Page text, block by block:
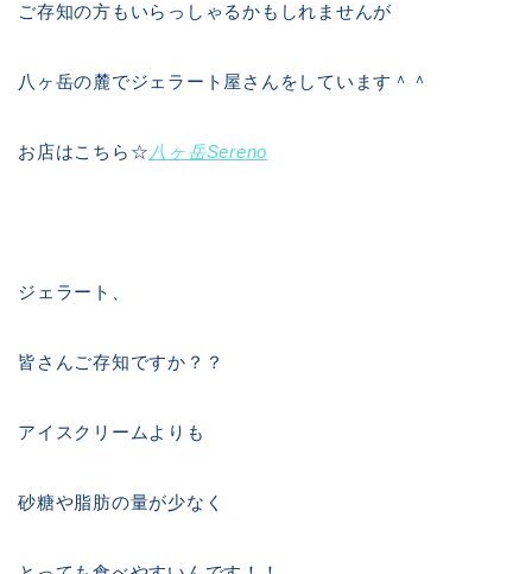
ご存知の方もいらっしゃるかもしれませんが
八ヶ岳の麓でジェラート屋さんをしています＾＾
お店はこちら☆ 八ヶ岳Sereno
ジェラート、
皆さんご存知ですか？？
アイスクリームよりも
砂糖や脂肪の量が少なく